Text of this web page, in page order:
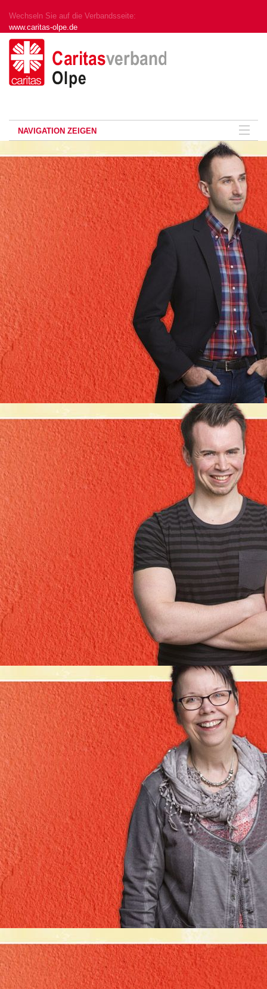
Wechseln Sie auf die Verbandsseite:
www.caritas-olpe.de
NAVIGATION ZEIGEN